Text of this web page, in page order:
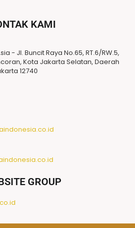
KAMI
- Jl. Buncit Raya No.65, RT.6/RW.5,
Kota Jakarta Selatan, Daerah
12740
GROUP